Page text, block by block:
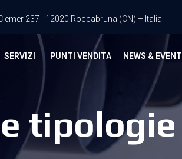
237 - 12020 Roccabruna (CN) – Italia
SERVIZI PUNTI VENDITA NEWS & EVENTI
tipologie